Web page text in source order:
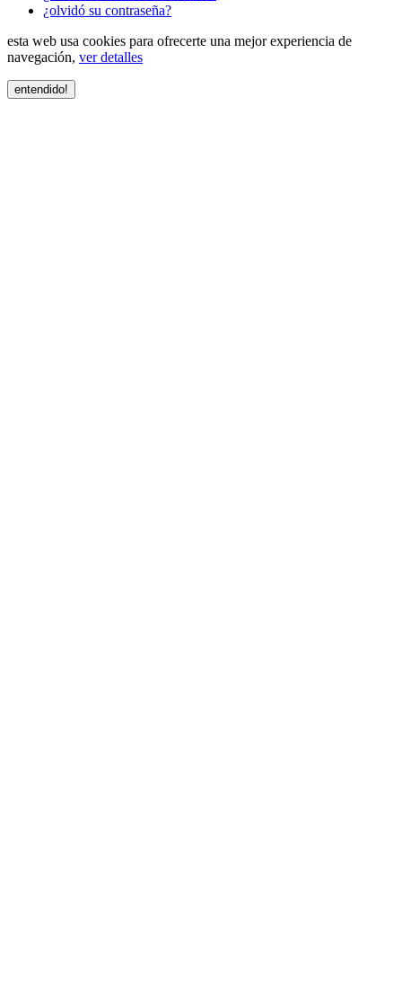
¿olvidó su contraseña?
esta web usa cookies para ofrecerte una mejor experiencia de
navegación, ver detalles
entendido!